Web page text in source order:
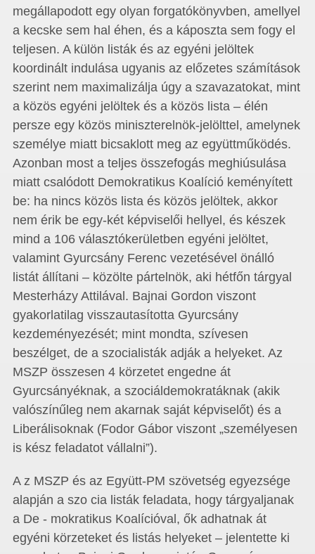
megállapodott egy olyan forgatókönyvben, amellyel
a kecske sem hal éhen, és a káposzta sem fogy el
teljesen. A külön listák és az egyéni jelöltek
koordinált indulása ugyanis az előzetes számítások
szerint nem maximalizálja úgy a szavazatokat, mint
a közös egyéni jelöltek és a közös lista – élén
persze egy közös miniszterelnök-jelölttel, amelynek
személye miatt bicsaklott meg az együttműködés.
Azonban most a teljes összefogás meghiúsulása
miatt csalódott Demokratikus Koalíció keményített
be: ha nincs közös lista és közös jelöltek, akkor
nem érik be egy-két képviselői hellyel, és készek
mind a 106 választókerületben egyéni jelöltet,
valamint Gyurcsány Ferenc vezetésével önálló
listát állítani – közölte pártelnök, aki hétfőn tárgyal
Mesterházy Attilával. Bajnai Gordon viszont
gyakorlatilag visszautasította Gyurcsány
kezdeményezését; mint mondta, szívesen
beszélget, de a szocialisták adják a helyeket. Az
MSZP összesen 4 körzetet engedne át
Gyurcsányéknak, a szociáldemokratáknak (akik
valószínűleg nem akarnak saját képviselőt) és a
Liberálisoknak (Fodor Gábor viszont „személyesen
is kész feladatot vállalni”).
A z MSZP és az Együtt-PM szövetség egyezsége
alapján a szo cia listák feladata, hogy tárgyaljanak
a De - mokratikus Koalícióval, ők adhatnak át
egyéni körzeteket és listás helyeket – jelentette ki